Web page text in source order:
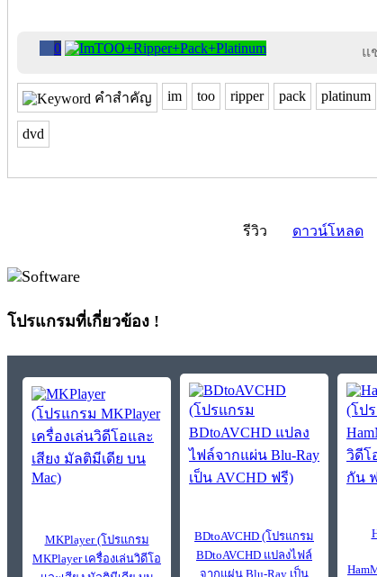
0 แ
คำสำคัญ im too ripper pack platinum
dvd
รีวิว ดาวน์โหลด
โปรแกรมที่เกี่ยวข้อง !
MKPlayer (โปรแกรม
MKPlayer เครื่องเล่นวิดีโอ
BDtoAVCHD (โปรแกรม
BDtoAVCHD แปลงไฟล์
จากแผ่น Blu-Ray เป็น